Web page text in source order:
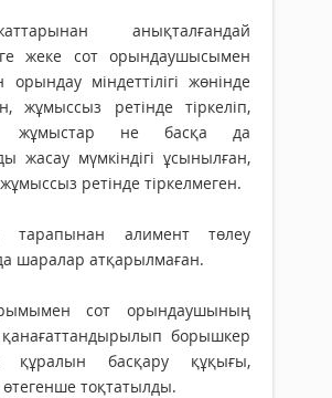
анықталғандай
жеке сот орындаушысымен
орындау міндеттілігі жөнінде
жұмыссыз ретінде тіркеліп,
жұмыстар не басқа да
жасау мүмкіндігі ұсынылған,
ретінде тіркелмеген.
тарапынан алимент төлеу
шаралар атқарылмаған.
сот орындаушының
борышкер
құралын басқару құқығы,
тоқтатылды.